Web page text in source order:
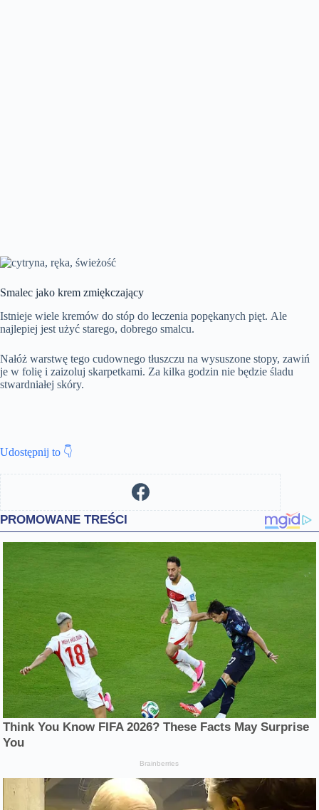
Smalec jako krem zmiękczający
Istnieje wiele kremów do stóp do leczenia popękanych pięt. Ale
najlepiej jest użyć starego, dobrego smalcu.
Nałóż warstwę tego cudownego tłuszczu na wysuszone stopy, zawiń
je w folię i zaizoluj skarpetkami. Za kilka godzin nie będzie śladu
stwardniałej skóry.
Udostępnij to 👇